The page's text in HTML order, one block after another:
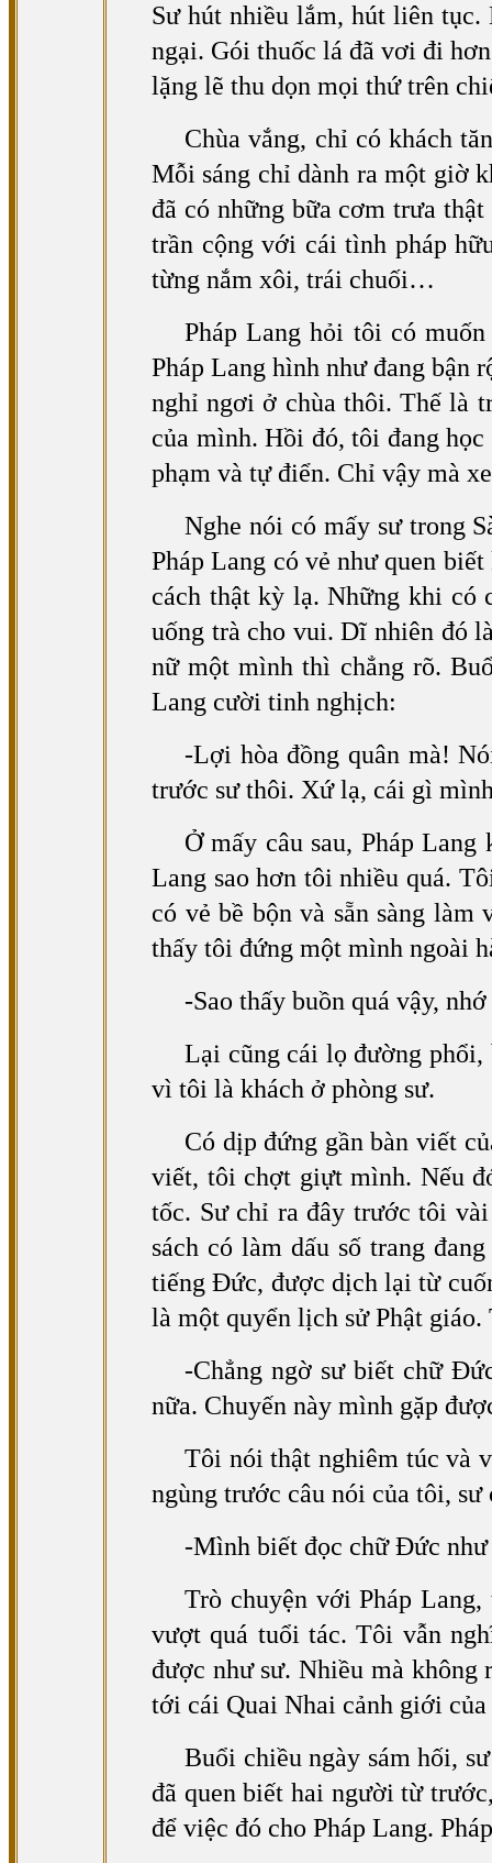
Sư hút nhiều lắm, hút liên
ngại. Gói thuốc lá đã vơi đi
lặng lẽ thu dọn mọi thứ trên
Chùa vắng, chỉ có khách
Mỗi sáng chỉ dành ra một giờ
đã có những bữa cơm trưa
trần cộng với cái tình pháp
từng nắm xôi, trái chuối…
Pháp Lang hỏi tôi có
Pháp Lang hình như đang bận
nghỉ ngơi ở chùa thôi. Thế là
của mình. Hồi đó, tôi đang
phạm và tự điển. Chỉ vậy mà
Nghe nói có mấy sư trong
Pháp Lang có vẻ như quen
cách thật kỳ lạ. Những khi có
uống trà cho vui. Dĩ nhiên đó
nữ một mình thì chẳng rõ.
Lang cười tinh nghịch:
-Lợi hòa đồng quân mà!
trước sư thôi. Xứ lạ, cái gì
Ở mấy câu sau, Pháp
Lang sao hơn tôi nhiều quá.
có vẻ bề bộn và sẵn sàng
thấy tôi đứng một mình ngoài
-Sao thấy buồn quá vậy,
Lại cũng cái lọ đường phổi,
vì tôi là khách ở phòng sư.
Có dịp đứng gần bàn viết
viết, tôi chợt giựt mình. Nếu
tốc. Sư chỉ ra đây trước tôi
sách có làm dấu số trang
tiếng Đức, được dịch lại từ
là một quyển lịch sử Phật
-Chẳng ngờ sư biết chữ
nữa. Chuyến này mình gặp
Tôi nói thật nghiêm túc và
ngùng trước câu nói của tôi,
-Mình biết đọc chữ Đức
Trò chuyện với Pháp
vượt quá tuổi tác. Tôi vẫn
được như sư. Nhiều mà không
tới cái Quai Nhai cảnh giới
Buổi chiều ngày sám hối,
đã quen biết hai người từ
để việc đó cho Pháp Lang.